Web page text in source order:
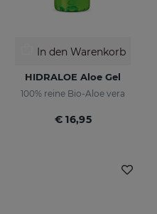
In den Warenkorb
HIDRALOE Aloe Gel
100% reine Bio-Aloe vera
€ 16,95